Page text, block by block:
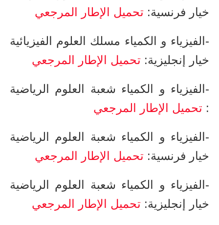
خيار فرنسية​​: تحميل الإطار المرجعي
-الفيزياء و الكمياء مسلك العلوم الفيزيائية
خيار إنجليزية​: تحميل الإطار المرجعي
-الفيزياء و الكمياء ​شعبة العلوم الرياضية​
: تحميل الإطار المرجعي
-الفيزياء و الكمياء شعبة العلوم الرياضية
خيار فرنسية​​: تحميل الإطار المرجعي
-الفيزياء و الكمياء شعبة العلوم الرياضية
خيار إنجليزية​​​: تحميل الإطار المرجعي